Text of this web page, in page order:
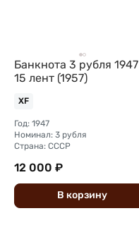
Банкнота 3 рубля 1947
15 лент (1957)
XF
Год: 1947
Номинал: 3 рубля
Страна: СССР
12 000 ₽
В корзину